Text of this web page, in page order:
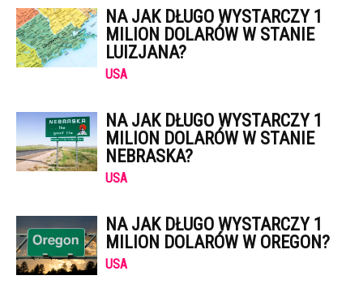
NA JAK DŁUGO WYSTARCZY 1
MILION DOLARÓW W STANIE
LUIZJANA?
USA
NA JAK DŁUGO WYSTARCZY 1
MILION DOLARÓW W STANIE
NEBRASKA?
USA
NA JAK DŁUGO WYSTARCZY 1
MILION DOLARÓW W OREGON?
USA